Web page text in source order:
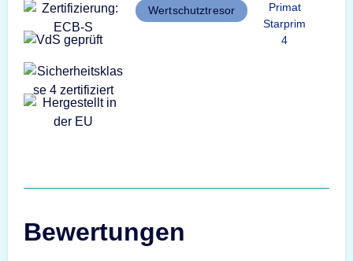
Wertschutztresor
Primat
Starprim
4
Bewertungen